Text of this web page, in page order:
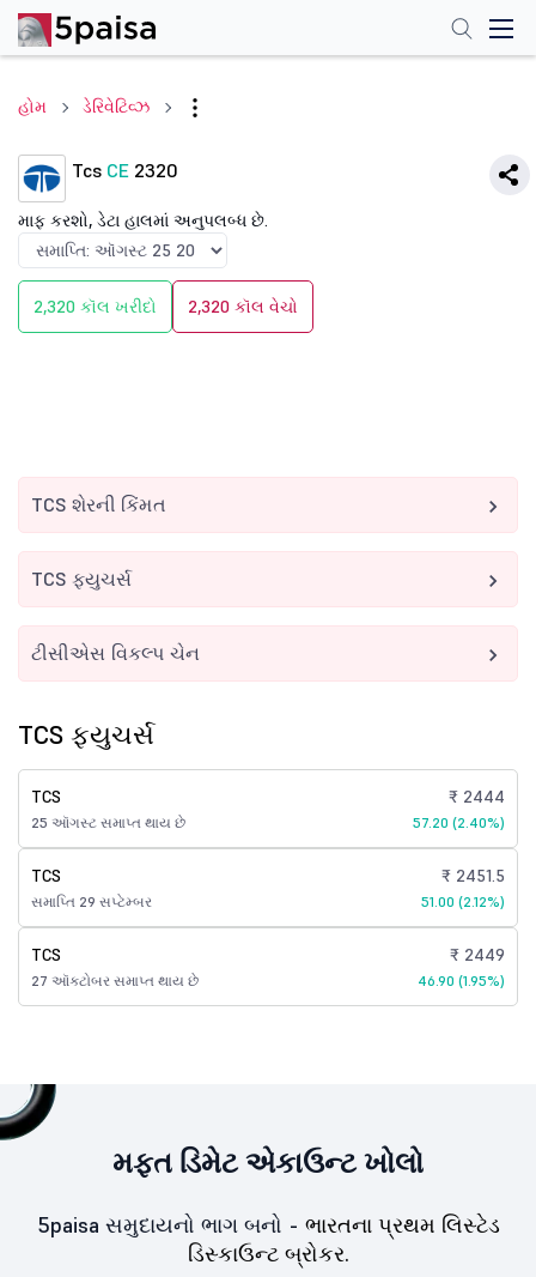
હોમ ડેરિવેટિવ્ઝ
Tcs CE 2320
માફ કરશો, ડેટા હાલમાં અનુપલબ્ધ છે.
2,320 કૉલ ખરીદો 2,320 કૉલ વેચો
TCS શેરની કિંમત
TCS ફ્યુચર્સ
ટીસીએસ વિકલ્પ ચેન
TCS ફ્યુચર્સ
TCS
25 ઑગસ્ટ સમાપ્ત થાય છે
₹ 2444
57.20 (2.40%)
TCS
સમાપ્તિ 29 સપ્ટેમ્બર
₹ 2451.5
51.00 (2.12%)
TCS
27 ઑક્ટોબર સમાપ્ત થાય છે
₹ 2449
46.90 (1.95%)
મફત ડિમેટ એકાઉન્ટ ખોલો
5paisa સમુદાયનો ભાગ બનો - ભારતના પ્રથમ લિસ્ટેડ
ડિસ્કાઉન્ટ બ્રોકર.